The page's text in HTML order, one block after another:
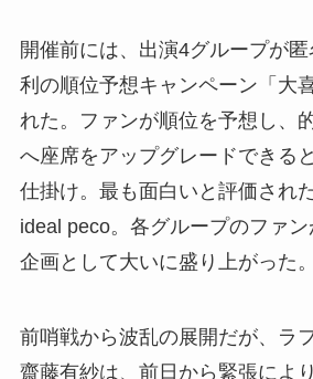
開催前には、出演4グループが
利の順位予想キャンペーン「大
れた。ファンが順位を予想し、
へ座席をアップグレードできる
仕掛け。最も面白いと評価され
ideal peco。各グループのファ
企画として大いに盛り上がった。
前哨戦から波乱の展開だが、ラ
齋藤有紗は、前日から緊張によ